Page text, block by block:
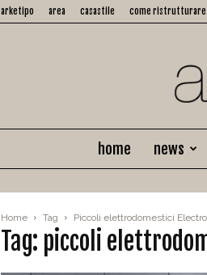
arketipo area casastile come ristrutturare
home news
Home Tag Piccoli elettrodomestici
Tag: piccoli